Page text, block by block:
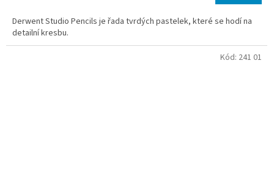
Derwent Studio Pencils je řada tvrdých pastelek, které se hodí na
detailní kresbu.
Kód: 241 01